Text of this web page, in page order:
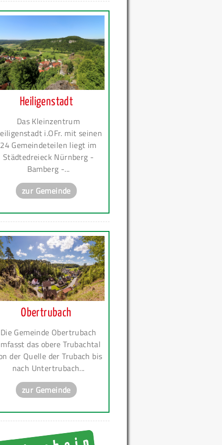
Heiligenstadt
Das Kleinzentrum
i.OFr. mit seinen
24 Gemeindeteilen liegt im
Städtedreieck Nürnberg -
Bamberg -...
zur Gemeinde
Obertrubach
Die Gemeinde Obertrubach
das obere Trubachtal
der Quelle der Trubach bis
nach Untertrubach...
zur Gemeinde